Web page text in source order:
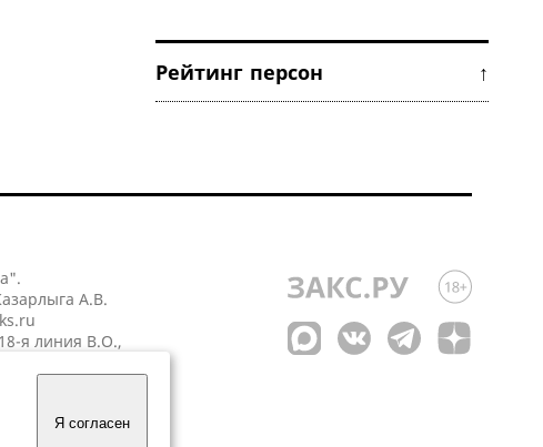
Рейтинг персон ↑
А.В.
я линия В.О.,
Я согласен